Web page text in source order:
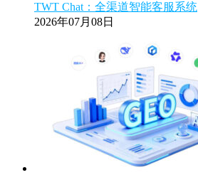
TWT Chat：全渠道智能客服系统
2026年07月08日